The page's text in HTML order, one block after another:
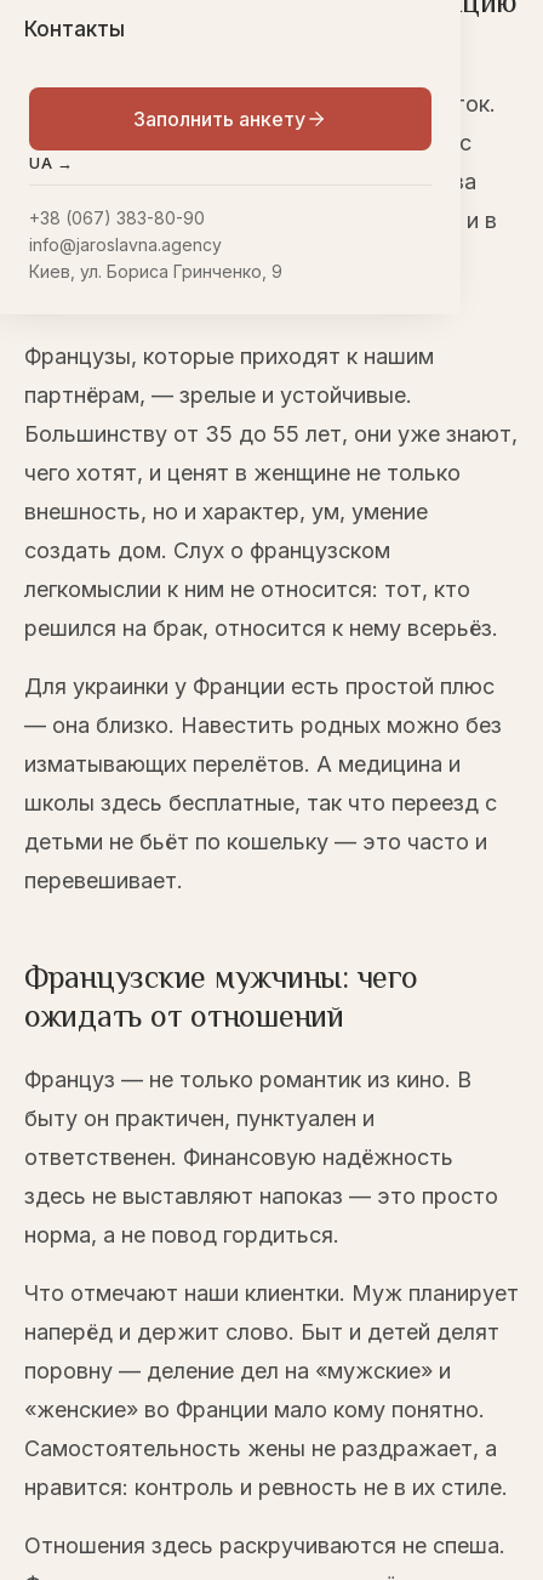
Контакты
Заполнить анкету
UA →
+38 (067) 383-80-90
info@jaroslavna.agency
Киев, ул. Бориса Гринченко, 9
европейских направлений у наших клиенток.
Брачное агентство Ярославна работает с
французскими партнёрами с 2004 года: за
это время сложились семьи и в Париже, и в
маленьких городках Прованса, и на
Французы, которые приходят к нашим
партнёрам, — зрелые и устойчивые.
Большинству от 35 до 55 лет, они уже знают,
чего хотят, и ценят в женщине не только
внешность, но и характер, ум, умение
создать дом. Слух о французском
легкомыслии к ним не относится: тот, кто
решился на брак, относится к нему всерьёз.
Для украинки у Франции есть простой плюс
— она близко. Навестить родных можно без
изматывающих перелётов. А медицина и
школы здесь бесплатные, так что переезд с
детьми не бьёт по кошельку — это часто и
перевешивает.
Французские мужчины: чего
ожидать от отношений
Француз — не только романтик из кино. В
быту он практичен, пунктуален и
ответственен. Финансовую надёжность
здесь не выставляют напоказ — это просто
норма, а не повод гордиться.
Что отмечают наши клиентки. Муж планирует
наперёд и держит слово. Быт и детей делят
поровну — деление дел на «мужские» и
«женские» во Франции мало кому понятно.
Самостоятельность жены не раздражает, а
нравится: контроль и ревность не в их стиле.
Отношения здесь раскручиваются не спеша.